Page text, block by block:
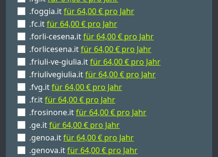
.foggia.itfür 64,00 € pro Jahr
.fc.itfür 64,00 € pro Jahr
.forli-cesena.itfür 64,00 € pro Jahr
.forlicesena.itfür 64,00 € pro Jahr
.friuli-ve-giulia.itfür 64,00 € pro Jahr
.friulivegiulia.itfür 64,00 € pro Jahr
.fvg.itfür 64,00 € pro Jahr
.fr.itfür 64,00 € pro Jahr
.frosinone.itfür 64,00 € pro Jahr
.ge.itfür 64,00 € pro Jahr
.genoa.itfür 64,00 € pro Jahr
.genova.itfür 64,00 € pro Jahr